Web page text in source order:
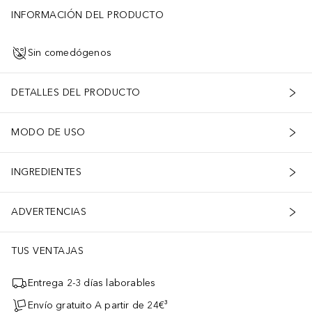
INFORMACIÓN DEL PRODUCTO
Sin comedógenos
DETALLES DEL PRODUCTO
MODO DE USO
INGREDIENTES
ADVERTENCIAS
TUS VENTAJAS
Entrega 2-3 días laborables
Envío gratuito A partir de 24€³